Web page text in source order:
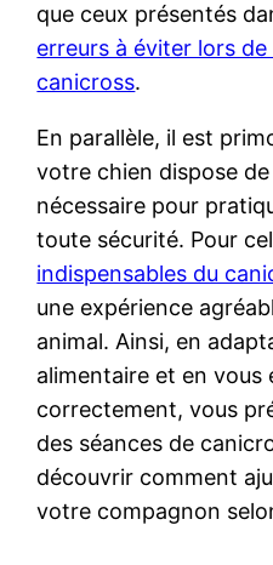
que ceux présentés
erreurs à éviter lors
canicross.
En parallèle, il est
votre chien dispose
nécessaire pour
toute sécurité. Pour
indispensables du
une expérience
animal. Ainsi, en
alimentaire et en vous
correctement, vous
des séances de
découvrir comment
votre compagnon